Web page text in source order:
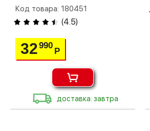
Код товара: 180451
(4.5)
32990
Р
доставка: завтра